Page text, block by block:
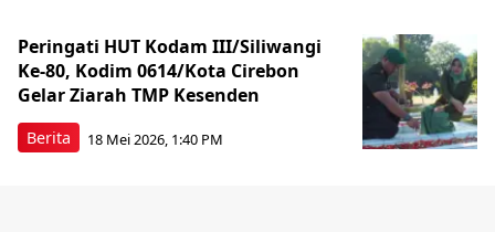
Berita
Peringati HUT Kodam III/Siliwangi
Ke-80, Kodim 0614/Kota Cirebon
Gelar Ziarah TMP Kesenden
18 Mei 2026, 1:40 PM